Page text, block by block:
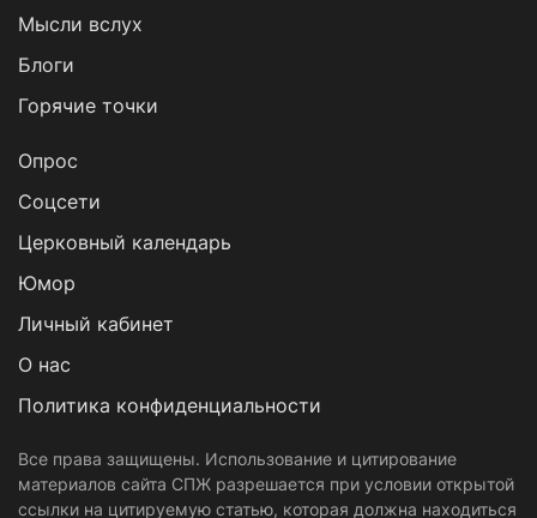
Мысли вслух
Блоги
Горячие точки
Опрос
Cоцсети
Церковный календарь
Юмор
Личный кабинет
О нас
Политика конфиденциальности
Все права защищены. Использование и цитирование
материалов сайта СПЖ разрешается при условии открытой
ссылки на цитируемую статью, которая должна находиться